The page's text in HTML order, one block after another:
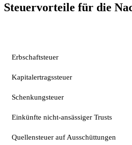
Steuervorteile für die
Erbschaftsteuer
Kapitalertragssteuer
Schenkungsteuer
Einkünfte nicht-ansässiger Trusts
Quellensteuer auf Ausschüttungen